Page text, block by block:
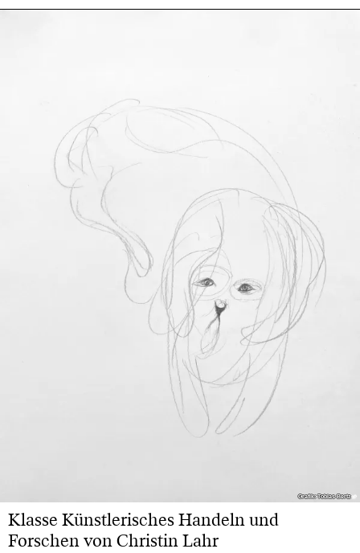
Grafik: Tobias Bertz
Grafik: Tobias Bertz
Klasse Künstlerisches Handeln und
Forschen von Christin Lahr